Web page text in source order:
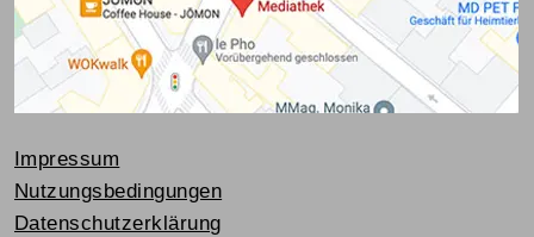
Impressum
Nutzungsbedingungen
Datenschutzerklärung